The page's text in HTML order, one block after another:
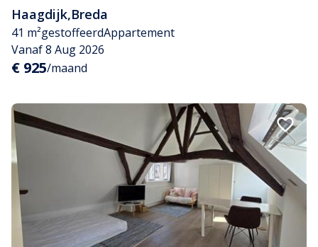
Haagdijk,Breda
41 m²gestoffeerdAppartement
Vanaf 8 Aug 2026
€ 925/maand